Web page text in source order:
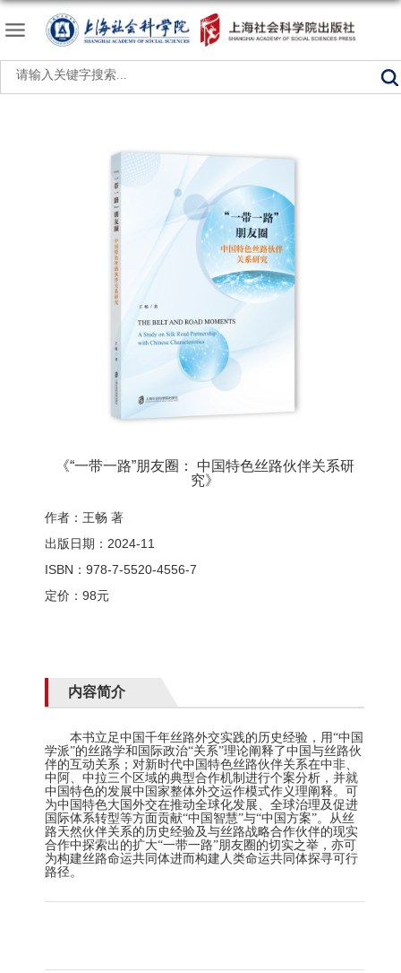
《“一带一路”朋友圈： 中国特色丝路伙伴关系研
究》
作者：王畅 著
出版日期：2024-11
ISBN：978-7-5520-4556-7
定价：98元
内容简介
本书立足中国千年丝路外交实践的历史经验，用“中国
学派”的丝路学和国际政治“关系”理论阐释了中国与丝路伙
伴的互动关系 ；对新时代中国特色丝路伙伴关系在中非、
中阿、中拉三个区域的典型合作机制 进行个案分析，并就
中国特色的发展中国家整体外交运作模式作义理阐释。 可
为中国特色大国外交在推动全球化发展、全球治理及促进
国际体系转型等方面贡献“中国智慧”与“中国方案”。
从丝
路天然伙伴关系的历史经验及与丝路战略合作伙伴的现实
合作中探索出的扩大“一带一路”朋友圈的切实之举，亦可
为构建丝路命运共同体进而构建人类命运共同体探寻可行
路径。